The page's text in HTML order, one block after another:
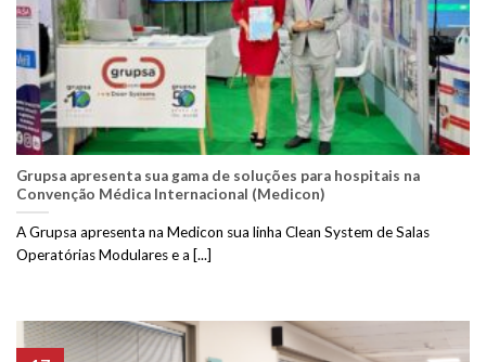
Grupsa apresenta sua gama de soluções para hospitais na
Convenção Médica Internacional (Medicon)
A Grupsa apresenta na Medicon sua linha Clean System de Salas
Operatórias Modulares e a [...]